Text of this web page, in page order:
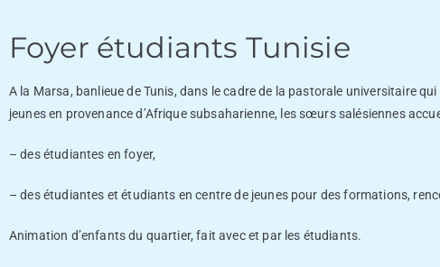
Foyer étudiants Tunisie
A la Marsa, banlieue de Tunis, dans le cadre de la pastorale universitaire
jeunes en provenance d’Afrique subsaharienne, les sœurs salésiennes
– des étudiantes en foyer,
– des étudiantes et étudiants en centre de jeunes pour des formations,
Animation d’enfants du quartier, fait avec et par les étudiants.